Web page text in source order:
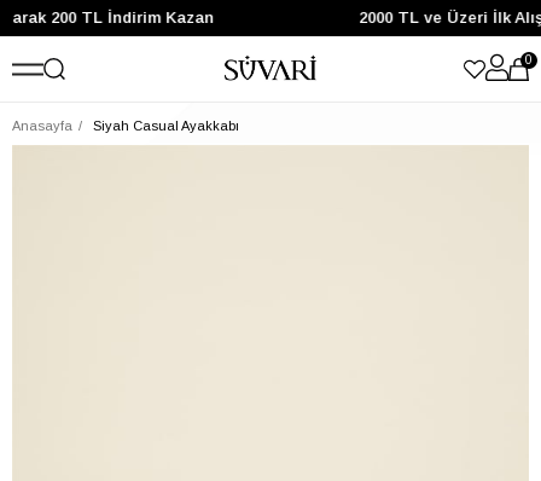
200 TL İndirim Kazan 2000 TL ve Üzeri İlk
0
Anasayfa Siyah Casual Ayakkabı